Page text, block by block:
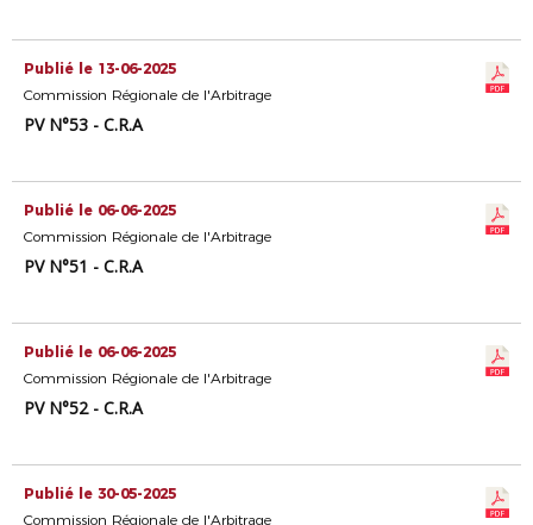
Publié le 13-06-2025
Commission Régionale de l'Arbitrage
PV N°53 - C.R.A
Publié le 06-06-2025
Commission Régionale de l'Arbitrage
PV N°51 - C.R.A
Publié le 06-06-2025
Commission Régionale de l'Arbitrage
PV N°52 - C.R.A
Publié le 30-05-2025
Commission Régionale de l'Arbitrage